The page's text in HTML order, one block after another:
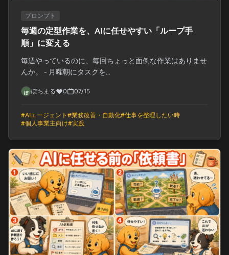
プロンプト
毎週の定型作業を、AIに任せやすい「ループ手
順」に変える
毎週やっているのに、毎回ちょっと面倒な作業はありませ
んか。 - 月曜朝にタスクを...
ぽちまる 0 07/15
#AIエージェント #業務改善・自動化#仕事を整理したい時
#個人事業主向け#実践